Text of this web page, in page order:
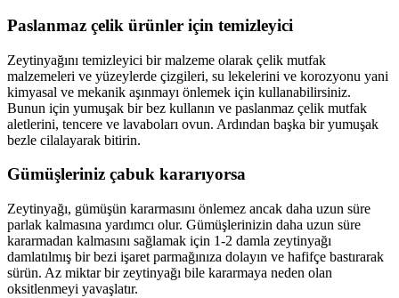
Paslanmaz çelik ürünler için temizleyici
Zeytinyağını temizleyici bir malzeme olarak çelik mutfak
malzemeleri ve yüzeylerde çizgileri, su lekelerini ve korozyonu yani
kimyasal ve mekanik aşınmayı önlemek için kullanabilirsiniz.
Bunun için yumuşak bir bez kullanın ve paslanmaz çelik mutfak
aletlerini, tencere ve lavaboları ovun. Ardından başka bir yumuşak
bezle cilalayarak bitirin.
Gümüşleriniz çabuk kararıyorsa
Zeytinyağı, gümüşün kararmasını önlemez ancak daha uzun süre
parlak kalmasına yardımcı olur. Gümüşlerinizin daha uzun süre
kararmadan kalmasını sağlamak için 1-2 damla zeytinyağı
damlatılmış bir bezi işaret parmağınıza dolayın ve hafifçe bastırarak
sürün. Az miktar bir zeytinyağı bile kararmaya neden olan
oksitlenmeyi yavaşlatır.